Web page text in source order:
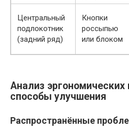
Центральный
подлокотник
(задний ряд)
Кнопки
россыпью
или блоком
Анализ эргономических
способы улучшения
Распространённые